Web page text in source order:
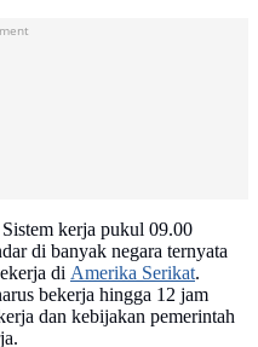
Sistem kerja pukul 09.00
di banyak negara ternyata
di Amerika Serikat.
bekerja hingga 12 jam
dan kebijakan pemerintah